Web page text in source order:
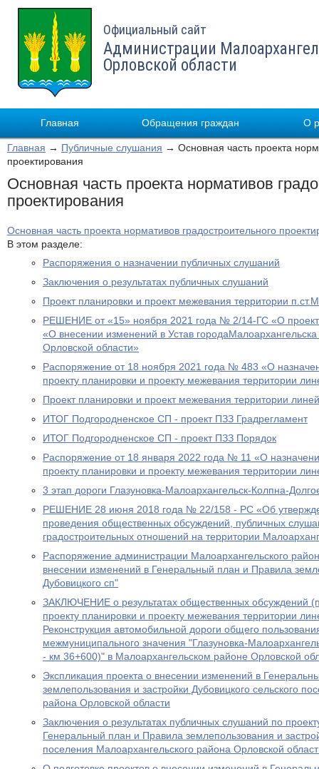
Официальный сайт
Администрации
Орловской области
Главная Обращения граждан О
Главная → Публичные слушания → Основная часть проекта
проектирования
Основная часть проекта нормативов
проектирования
Основная часть проекта нормативов градостроительного
В этом разделе:
Распоряжения о назначении публичных слушаний
Заключения о результатах публичных слушаний
Проект планировки и проект межевания территории
РЕШЕНИЕ от «15» ноября 2021 года № 2/14-ГС «О
«О внесении изменений в Устав
Орловской области»
Распоряжение от 18 ноября 2021 года № 483 «О
проекту планировки и проекту межевания территории
Проект планировки и проект межевания территории
ИТОГ Подгородненское СП - проект ПЗЗ Градрегламент
ИТОГ Подгородненское СП - проект ПЗЗ Порядок
Распоряжение от 18 января 2022 года № 11 «О
проекту планировки и проекту межевания территории
3 этап дороги Глазуновка-Малоархангельск-Колпна-
РЕШЕНИЕ 28 июня 2018 года № 22/158 - РС «Об
проведения общественных обсуждений, публичных
градостроительных отношений на территории
Распоряжение администрации Малоархангельского
внесении изменений в Генеральный план и Правила
Дубовицкого сп"
ЗАКЛЮЧЕНИЕ о результатах общественных обсуждений
проекту планировки и проекту межевания территории
Реконструкция автомобильной дороги общего
межмуниципального значения "Глазуновка-
- км 36+600)" в Малоархангельском районе Орловской
Экспликация проекта о внесении изменений в
землепользования и застройки Дубовицкого сельского
района Орловской области
Заключения о результатах публичных слушаний по
Генеральный план и Правила землепользования и
поселения Малоархангельского района Орловской